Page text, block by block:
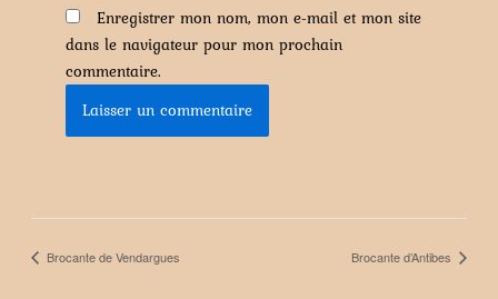
Enregistrer mon nom, mon e-mail et mon site
dans le navigateur pour mon prochain
commentaire.
Brocante de Vendargues Brocante d’Antibes